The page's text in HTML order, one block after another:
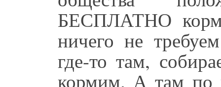
БЕСПЛАТНО
ничего не
где-то там,
кормим. А там по